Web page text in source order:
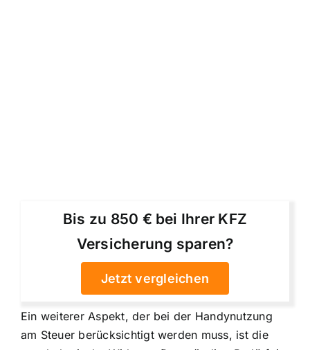
Bis zu 850 € bei Ihrer KFZ
Versicherung sparen?
Jetzt vergleichen
Ein weiterer Aspekt, der bei der Handynutzung
am Steuer berücksichtigt werden muss, ist die